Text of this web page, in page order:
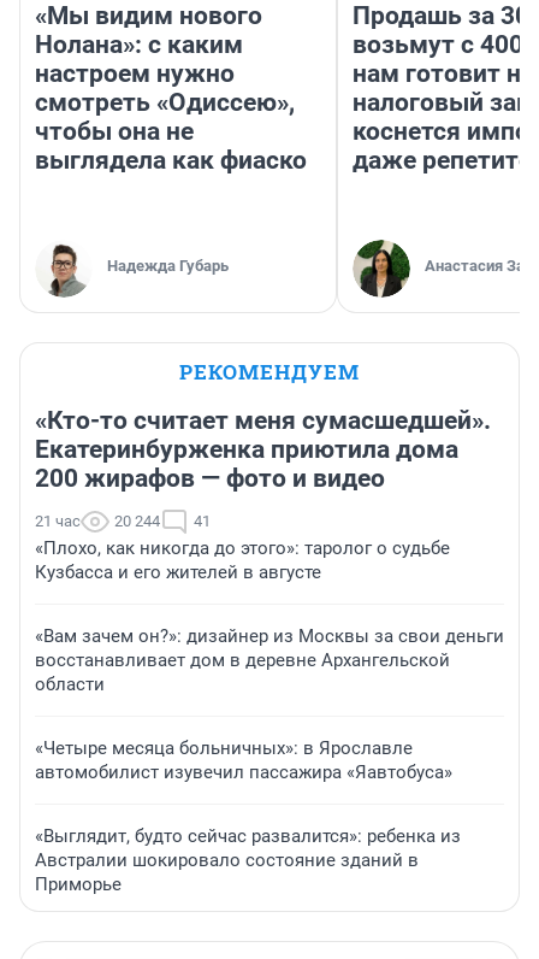
«Мы видим нового
Нолана»: с каким
настроем нужно
смотреть «Одиссею»,
чтобы она не
выглядела как фиаско
Надежда Губарь
Продашь за
возьмут с
нам готовит
налоговый
коснется
даже
Анастасия
РЕКОМЕНДУЕМ
«Кто-то считает меня сумасшедшей».
Екатеринбурженка приютила дома
200 жирафов — фото и видео
21 час 20 244 41
«Плохо, как никогда до этого»: таролог о судьбе
Кузбасса и его жителей в августе
«Вам зачем он?»: дизайнер из Москвы за свои деньги
восстанавливает дом в деревне Архангельской
области
«Четыре месяца больничных»: в Ярославле
автомобилист изувечил пассажира «Яавтобуса»
«Выглядит, будто сейчас развалится»: ребенка из
Австралии шокировало состояние зданий в
Приморье